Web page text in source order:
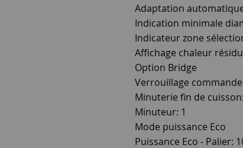
Adaptation
Indication minimale
Indicateur zone
Affichage chaleur
Option Bridge
Verrouillage
Minuterie fin de
Minuteur: 1
Mode puissance Eco
Puissance Eco - Palier: